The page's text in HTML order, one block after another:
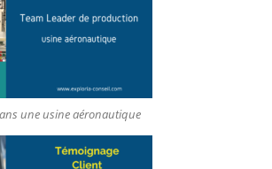
une usine aéronautique